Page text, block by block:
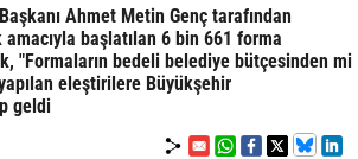
Ahmet Metin Genç tarafından
başlatılan 6 bin 661 forma
"Formaların bedeli belediye bütçesinden mi
eleştirilere Büyükşehir
geldi